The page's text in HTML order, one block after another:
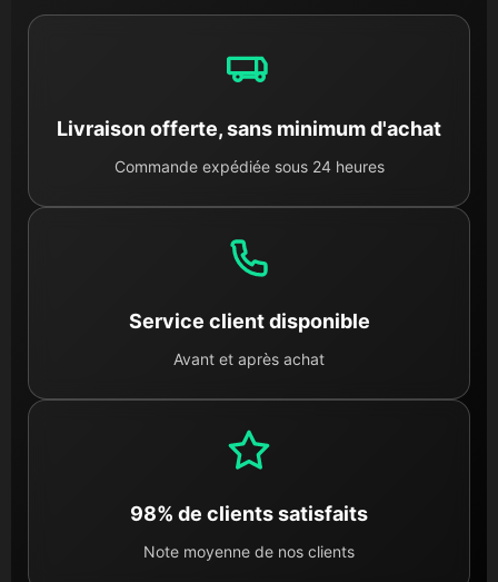
Livraison offerte, sans minimum d'achat
Commande expédiée sous 24 heures
Service client disponible
Avant et après achat
98% de clients satisfaits
Note moyenne de nos clients